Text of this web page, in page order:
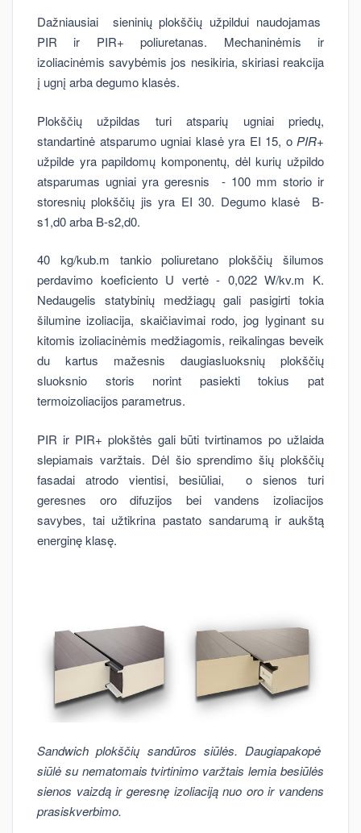
Dažniausiai sieninių plokščių užpildui naudojamas
PIR ir PIR+ poliuretanas. Mechaninėmis ir
izoliacinėmis savybėmis jos nesikiria, skiriasi reakcija
į ugnį arba degumo klasės.
Plokščių užpildas turi atsparių ugniai priedų,
standartinė atsparumo ugniai klasė yra EI 15, o PIR+
užpilde yra papildomų komponentų, dėl kurių užpildo
atsparumas ugniai yra geresnis - 100 mm storio ir
storesnių plokščių jis yra EI 30. Degumo klasė B-
s1,d0 arba B-s2,d0.
40 kg/kub.m tankio poliuretano plokščių šilumos
perdavimo koeficiento U vertė - 0,022 W/kv.m K.
Nedaugelis statybinių medžiagų gali pasigirti tokia
šilumine izoliacija, skaičiavimai rodo, jog lyginant su
kitomis izoliacinėmis medžiagomis, reikalingas beveik
du kartus mažesnis daugiasluoksnių plokščių
sluoksnio storis norint pasiekti tokius pat
termoizoliacijos parametrus.
PIR ir PIR+ plokštės gali būti tvirtinamos po užlaida
slepiamais varžtais. Dėl šio sprendimo šių plokščių
fasadai atrodo vientisi, besiūliai, o sienos turi
geresnes oro difuzijos bei vandens izoliacijos
savybes, tai užtikrina pastato sandarumą ir aukštą
energinę klasę.
Sandwich plokščių sandūros siūlės. Daugiapakopė
siūlė su nematomais tvirtinimo varžtais lemia besiūlės
sienos vaizdą ir geresnę izoliaciją nuo oro ir vandens
prasiskverbimo.